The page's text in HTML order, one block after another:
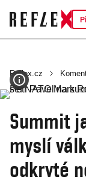
Reflex.cz
Summit
myslí
odkryté